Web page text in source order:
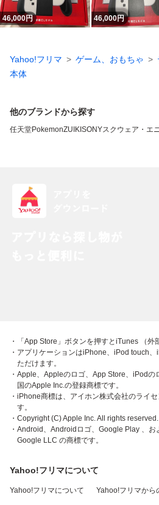
46,000円 46,000円
Yahoo!フリマ ゲーム、おもちゃ
本体
他のブランドから探す
任天堂PokemonZUIKI SONYスクウェア・エ
・「App Store」ボタンを押すとiTunes （外
・アプリケーションはiPhone、iPod touch
ただけます。
・Apple、Appleのロゴ、App Store、iPod
国のApple Inc.の登録商標です。
・iPhone商標は、アイホン株式会社のライ
す。
・Copyright (C) Apple Inc. All rights reserved.
・Android、Androidロゴ、Google Play 、お
Google LLC の商標です。
Yahoo!フリマについて
Yahoo!フリマについて Yahoo!フリマから